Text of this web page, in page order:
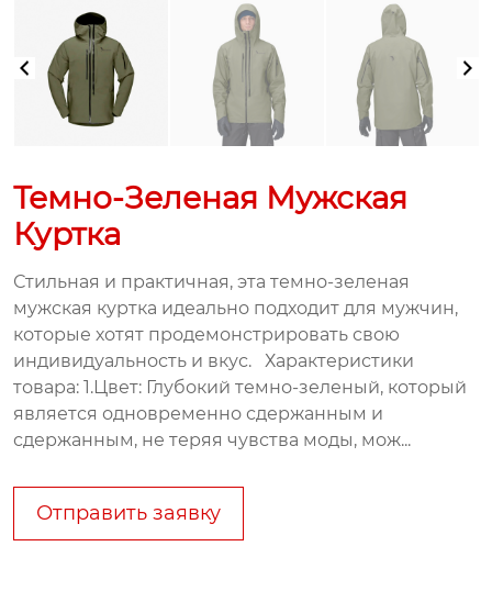
Темно-Зеленая Мужская
Куртка
Стильная и практичная, эта темно-зеленая
мужская куртка идеально подходит для мужчин,
которые хотят продемонстрировать свою
индивидуальность и вкус. Характеристики
товара: 1.Цвет: Глубокий темно-зеленый, который
является одновременно сдержанным и
сдержанным, не теряя чувства моды, мож...
Отправить заявку